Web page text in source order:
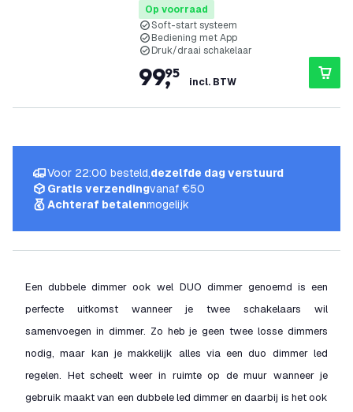
Fase afsnijding
Op voorraad
Soft-start systeem
Bediening met App
Druk/draai schakelaar
99,
95
incl. BTW
Voor 22:00 besteld,dezelfde dag verstuurd
Gratis verzendingvanaf €50
Achteraf betalenmogelijk
Een dubbele dimmer ook wel DUO dimmer genoemd is een
perfecte uitkomst wanneer je twee schakelaars wil
samenvoegen in dimmer. Zo heb je geen twee losse dimmers
nodig, maar kan je makkelijk alles via een duo dimmer led
regelen. Het scheelt weer in ruimte op de muur wanneer je
gebruik maakt van een dubbele led dimmer en daarbij is het ook